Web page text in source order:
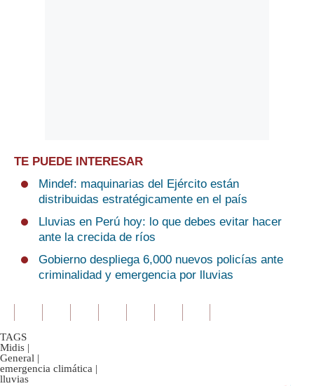
TE PUEDE INTERESAR
Mindef: maquinarias del Ejército están
distribuidas estratégicamente en el país
Lluvias en Perú hoy: lo que debes evitar hacer
ante la crecida de ríos
Gobierno despliega 6,000 nuevos policías ante
criminalidad y emergencia por lluvias
TAGS
Midis |
General |
emergencia climática |
lluvias